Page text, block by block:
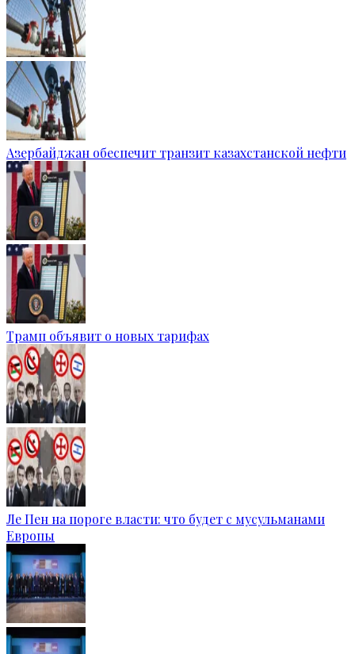
Азербайджан обеспечит транзит казахстанской нефти
Трамп объявит о новых тарифах
Ле Пен на пороге власти: что будет с мусульманами
Европы